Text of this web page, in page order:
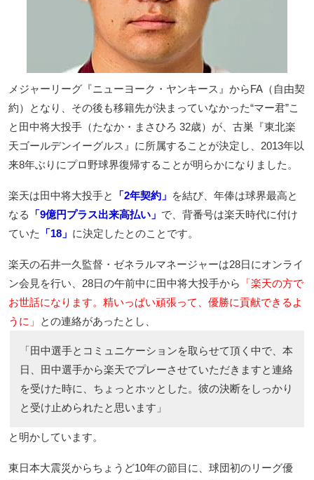
メジャーリーグ『ニューヨーク・ヤンキース』からFA（自由契
約）となり、その後も移籍先が決まっていなかった“マー君”こ
と田中将大投手（たなか・まさひろ 32歳）が、古巣『東北楽
天ゴールデンイーグルス』に所属することが決定し、2013年以
来8年ぶりにプロ野球界復帰することが明らかになりました。
楽天は田中将大投手と 「2年契約」 を結び、年俸は球界最高と
なる
「9億円プラス出来高払い」 で、背番号は楽天時代に付け
ていた
「18」 に決定したとのことです。
楽天の石井一久監督・ゼネラルマネージャーは28日にオンライ
ン会見を行い、28日の午前中に田中将大投手から
「楽天の方で
お世話になります。精いっぱい頑張って、優勝に貢献できるよ
うに」
との連絡があったとし、
「田中選手とコミュニケーションを取らせて頂く中で、本
日、田中選手から楽天でプレーさせていただきますと連絡
を受けた時に、ちょっとホッとした。彼の決断をしっかり
と受け止められたと思います」
と明かしています。
東日本大震災からちょうど10年の節目に、球団初のリーグ優